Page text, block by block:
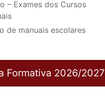
– Exames dos Cursos
de manuais escolares
Formativa 2026/2027